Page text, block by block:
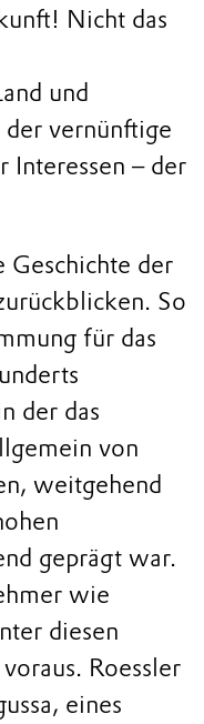
Nicht das
und
vernünftige
Interessen – der
Geschichte der
So
für das
der das
von
weitgehend
geprägt war.
wie
diesen
Roessler
eines